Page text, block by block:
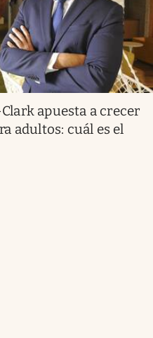
apuesta a crecer
adultos: cuál es el